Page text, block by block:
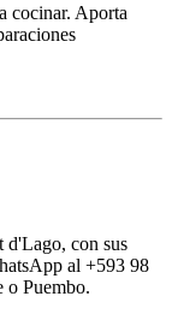
cocinar. Aporta
d'Lago, con sus
al +593 98
o Puembo.